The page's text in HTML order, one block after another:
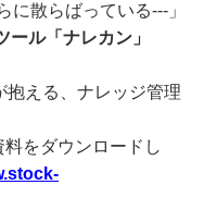
に散らばっている---」
ール「ナレカン」
抱える、ナレッジ管理
をダウンロードし